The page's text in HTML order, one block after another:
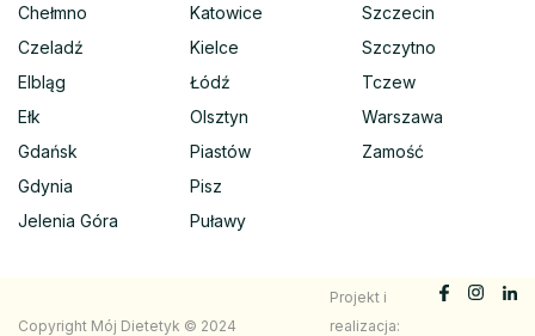
Chełmno
Czeladź
Elbląg
Ełk
Gdańsk
Gdynia
Jelenia Góra
Katowice
Kielce
Łódź
Olsztyn
Piastów
Pisz
Puławy
Szczecin
Szczytno
Tczew
Warszawa
Zamość
Copyright Mój Dietetyk © 2024
Projekt i
realizacja: